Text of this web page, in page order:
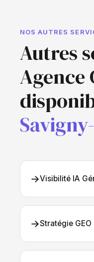
NOS AUTRES
Autres
Agence
→Visibilité IA
→Stratégie GEO